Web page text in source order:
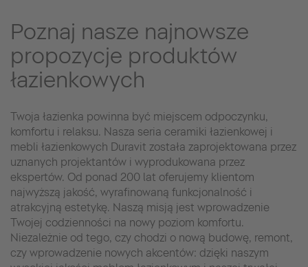
Poznaj nasze najnowsze
propozycje produktów
łazienkowych
Twoja łazienka powinna być miejscem odpoczynku,
komfortu i relaksu. Nasza seria ceramiki łazienkowej i
mebli łazienkowych Duravit została zaprojektowana przez
uznanych projektantów i wyprodukowana przez
ekspertów. Od ponad 200 lat oferujemy klientom
najwyższą jakość, wyrafinowaną funkcjonalność i
atrakcyjną estetykę. Naszą misją jest wprowadzenie
Twojej codzienności na nowy poziom komfortu.
Niezależnie od tego, czy chodzi o nową budowę, remont,
czy wprowadzenie nowych akcentów: dzięki naszym